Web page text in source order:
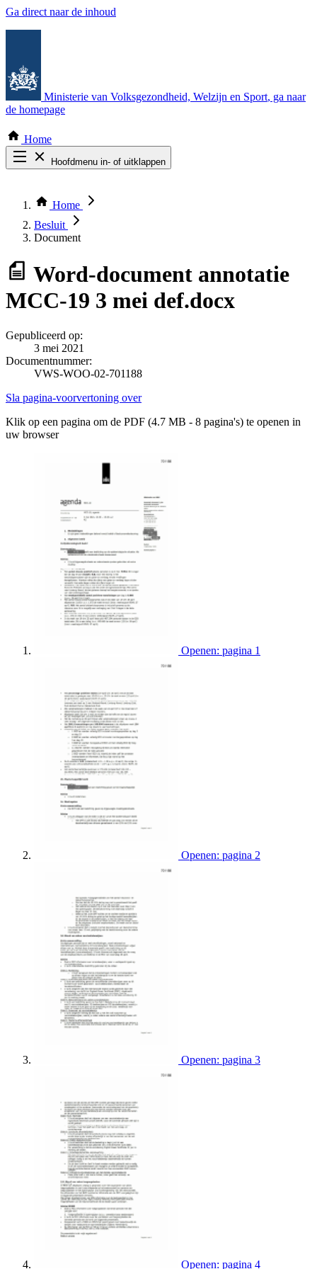
Ga direct naar de inhoud
Ministerie van Volksgezondheid, Welzijn en Sport, ga naar
de homepage
Home
Hoofdmenu in- of uitklappen
Thema COVID-19
Bekijk per bestuursorgaan
Home
Besluit
Document
Word-document annotatie
MCC-19 3 mei def.docx
Gepubliceerd op:
3 mei 2021
Documentnummer:
VWS-WOO-02-701188
Sla pagina-voorvertoning over
Klik op een pagina om de PDF (4.7 MB - 8 pagina's) te openen in
uw browser
Openen: pagina 1
Openen: pagina 2
Openen: pagina 3
Openen: pagina 4